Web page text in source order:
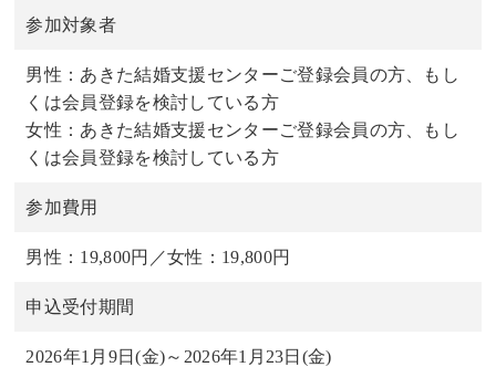
参加対象者
男性：あきた結婚支援センターご登録会員の方、もし
くは会員登録を検討している方
女性：あきた結婚支援センターご登録会員の方、もし
くは会員登録を検討している方
参加費用
男性：19,800円／女性：19,800円
申込受付期間
2026年1月9日(金)～2026年1月23日(金)